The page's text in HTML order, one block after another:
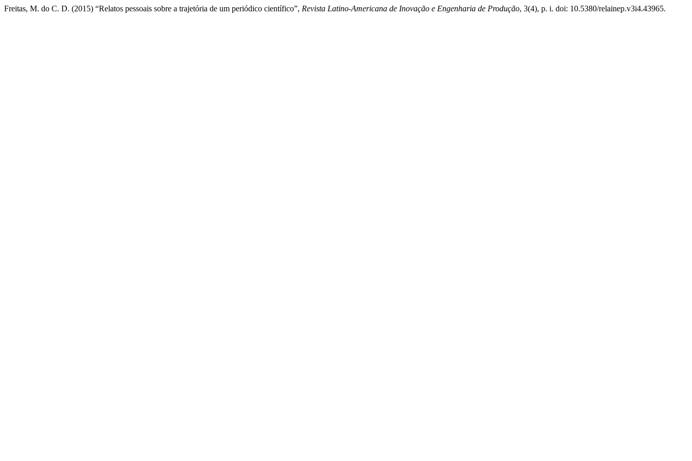
Freitas, M. do C. D. (2015) “Relatos pessoais sobre a trajetória de um periódico científico”, Revista Latino-Americana de Inovação e Engenharia de Produção, 3(4), p. i. doi: 10.5380/relainep.v3i4.43965.